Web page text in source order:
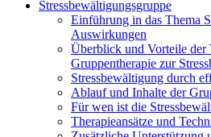
Stressbewältigungsgruppe
Einführung in das Thema
Auswirkungen
Überblick und Vorteile der
Gruppentherapie zur
Stressbewältigung durch
Ablauf und Inhalte der
Für wen ist die
Therapieansätze und